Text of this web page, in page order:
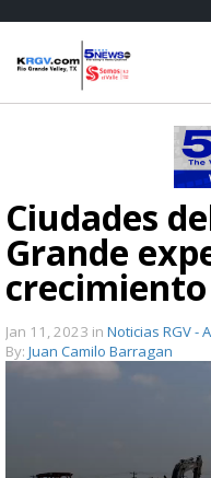
Ciudades
Grande
Jan 11, 2023 in Noticias RGV -
By: Juan Camilo Barragan